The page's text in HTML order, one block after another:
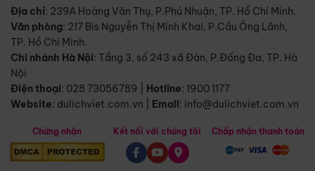
Địa chỉ: 239A Hoàng Văn Thụ, P.Phú Nhuận, TP. Hồ Chí Minh.
Văn phòng: 217 Bis Nguyễn Thị Minh Khai, P.Cầu Ông Lãnh,
TP. Hồ Chí Minh.
Chi nhánh Hà Nội: Tầng 3, số 243 xã Đàn, P.Đống Đa, TP. Hà
Nội
Điện thoại: 028 73056789 Hotline: 1900 1177
Website: dulichviet.com.vn Email: info@dulichviet.com.vn
Chứng nhận Kết nối với chúng tôi Chấp nhận thanh toán